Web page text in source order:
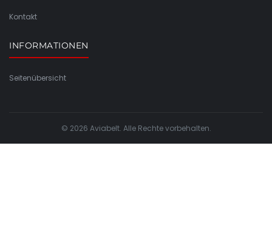
Kontakt
INFORMATIONEN
Seitenübersicht
© 2026 Aviabelt. Alle Rechte vorbehalten.